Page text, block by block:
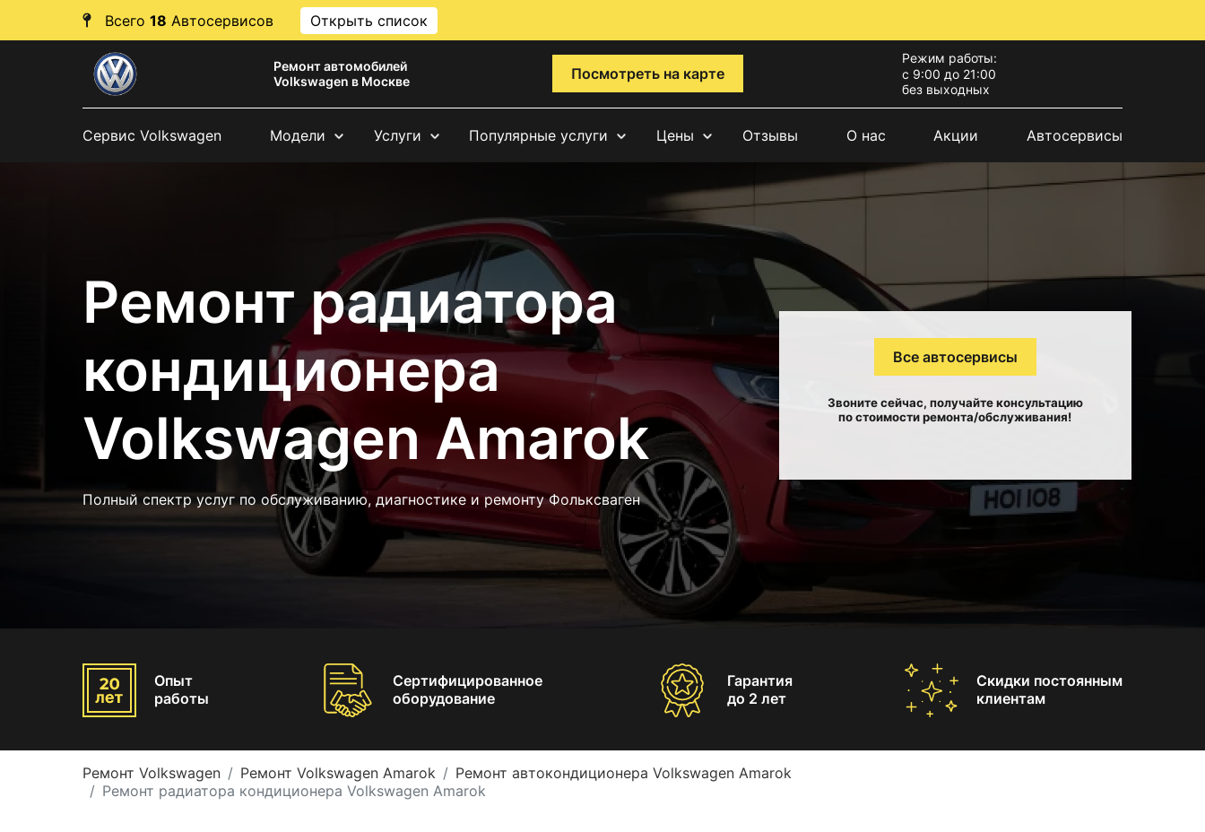
Всего 18 Автосервисов Открыть список
Ремонт автомобилей
Volkswagen в Москве
Посмотреть на карте
Режим работы:
с 9:00 до 21:00
без выходных
Сервис Volkswagen Модели Услуги Популярные услуги Цены Отзывы О нас Акции Автосервисы
Ремонт радиатора
кондиционера
Volkswagen Amarok
Полный спектр услуг по обслуживанию, диагностике и ремонту Фольксваген
Все автосервисы
Звоните сейчас, получайте консультацию
по стоимости ремонта/обслуживания!
Опыт
работы
Сертифицированное
оборудование
Гарантия
до 2 лет
Скидки постоянным
клиентам
Ремонт Volkswagen Ремонт Volkswagen Amarok
Ремонт автокондиционера Volkswagen Amarok
Ремонт радиатора кондиционера Volkswagen Amarok